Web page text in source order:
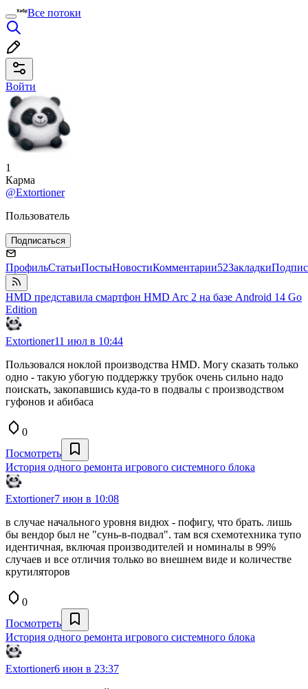
Все потоки
Войти
1
Карма
@Extortioner
Пользователь
Подписаться
ПрофильСтатьиПостыНовостиКомментарии52Закладки
HMD представила смартфон HMD Arc 2 на базе Android 14 Go
Edition
Extortioner11 июл в 10:44
Пользовался ноклой производства HMD. Могу сказать только
одно - такую убогую поддержку трубок очень сильно надо
поискать, закопавшись куда-то в подвалы с производством
гуфонов и абибаса
0
Посмотреть
История одного ремонта игрового системного блока
Extortioner7 июн в 10:08
в случае начального уровня видюх - пофигу, что брать. лишь
бы вендор был не "сунь-в-подвал". там вся схемотехника тупо
идентичная, включая производителей и номиналы в 99%
случаев и все отличия только во внешнем виде и количестве
крутиляторов
0
Посмотреть
История одного ремонта игрового системного блока
Extortioner6 июн в 23:37